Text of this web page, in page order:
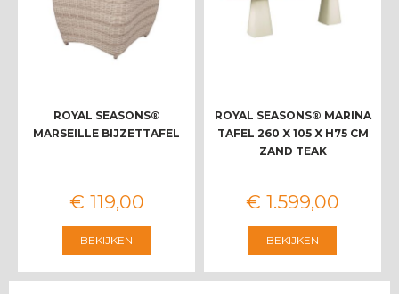
ROYAL SEASONS®
MARSEILLE BIJZETTAFEL
€ 119,00
BEKIJKEN
ROYAL SEASONS® MARINA
TAFEL 260 X 105 X H75 CM
ZAND TEAK
€ 1.599,00
BEKIJKEN